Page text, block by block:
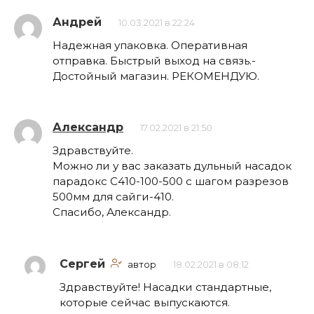
Андрей 10.03.2021 в 22:24
Надежная упаковка. Оперативная
отправка. Быстрый выход на связь.-
Достойный магазин. РЕКОМЕНДУЮ.
Александр 17.02.2021 в 21:50
Здравствуйте.
Можно ли у вас заказать дульный насадок
парадокс С410-100-500 с шагом разрезов
500мм для сайги-410.
Спасибо, Александр.
Сергей автор 18.02.2021 в 08:12
Здравствуйте! Насадки стандартные,
которые сейчас выпускаются.